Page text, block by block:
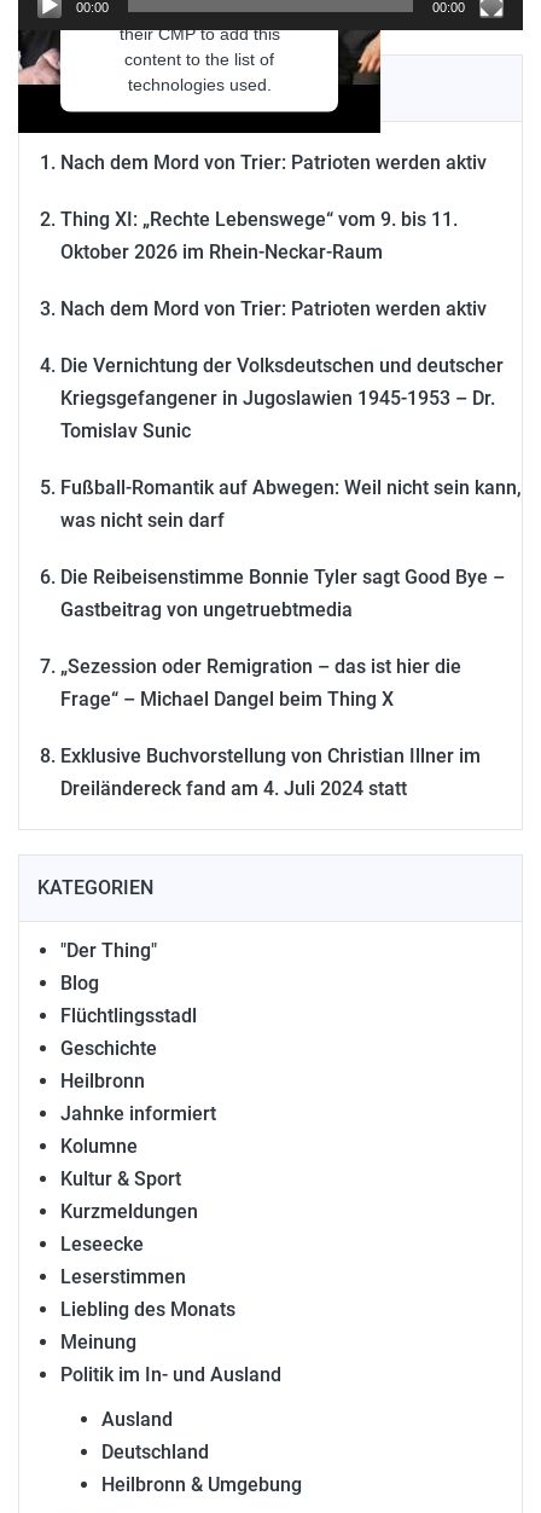
needs to setup the site with
their CMP to add this
content to the list of
technologies used.
Consent Management
00:00 00:00
NEUESTE BEITRÄGE
Nach dem Mord von Trier: Patrioten werden aktiv
Thing XI: „Rechte Lebenswege“ vom 9. bis 11.
Oktober 2026 im Rhein-Neckar-Raum
Nach dem Mord von Trier: Patrioten werden aktiv
Die Vernichtung der Volksdeutschen und deutscher
Kriegsgefangener in Jugoslawien 1945-1953 – Dr.
Tomislav Sunic
Fußball-Romantik auf Abwegen: Weil nicht sein kann,
was nicht sein darf
Die Reibeisenstimme Bonnie Tyler sagt Good Bye –
Gastbeitrag von ungetruebtmedia
„Sezession oder Remigration – das ist hier die
Frage“ – Michael Dangel beim Thing X
Exklusive Buchvorstellung von Christian Illner im
Dreiländereck fand am 4. Juli 2024 statt
KATEGORIEN
"Der Thing"
Blog
Flüchtlingsstadl
Geschichte
Heilbronn
Jahnke informiert
Kolumne
Kultur & Sport
Kurzmeldungen
Leseecke
Leserstimmen
Liebling des Monats
Meinung
Politik im In- und Ausland
Ausland
Deutschland
Heilbronn & Umgebung